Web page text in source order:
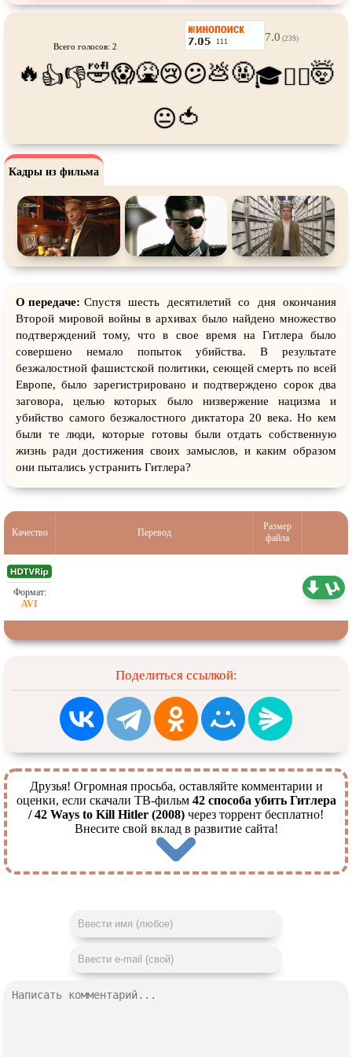
Про танцы Про тюрьму
Про хакеров
фигурное
катание
Про шпионов
Роуд-муви
Сверхспособности Ситком
Слэшер
Сцены собнажённой натурой Турецкий сериал
Чёрная комедия Экранизация
В ожидании TeleSynch
Всего голосов: 2
7.0 (239)
🔥 👍👎🤣😱🤮😢😕💩🤬🎓😵‍💫🤯
😐🍅
Кадры из фильма
О передаче: Спустя шесть десятилетий со дня окончания
Второй мировой войны в архивах было найдено множество
подтверждений тому, что в свое время на Гитлера было
совершено немало попыток убийства. В результате
безжалостной фашистской политики, сеющей смерть по всей
Европе, было зарегистрировано и подтверждено сорок два
заговора, целью которых было низвержение нацизма и
убийство самого безжалостного диктатора 20 века. Но кем
были те люди, которые готовы были отдать собственную
жизнь ради достижения своих замыслов, и каким образом
они пытались устранить Гитлера?
Качество Перевод
Размер
файла
Поделиться ссылкой:
Друзья! Огромная просьба, оставляйте комментарии и
оценки, если скачали ТВ-фильм 42 способа убить Гитлера
/ 42 Ways to Kill Hitler (2008) через торрент бесплатно!
Внесите свой вклад в развитие сайта!